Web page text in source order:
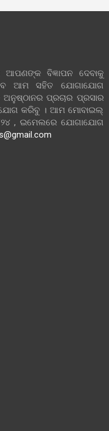
ବିଜ୍ଞାପନ ଦେବାକୁ
ଆମ ସହିତ ଯୋଗାଯୋଗ
ପ୍ରଚାର ପ୍ରସାର
କରିବୁ । ଆମ ମୋବାଇଲ୍
, ଇମେଲରେ ଯୋଗାଯୋଗ